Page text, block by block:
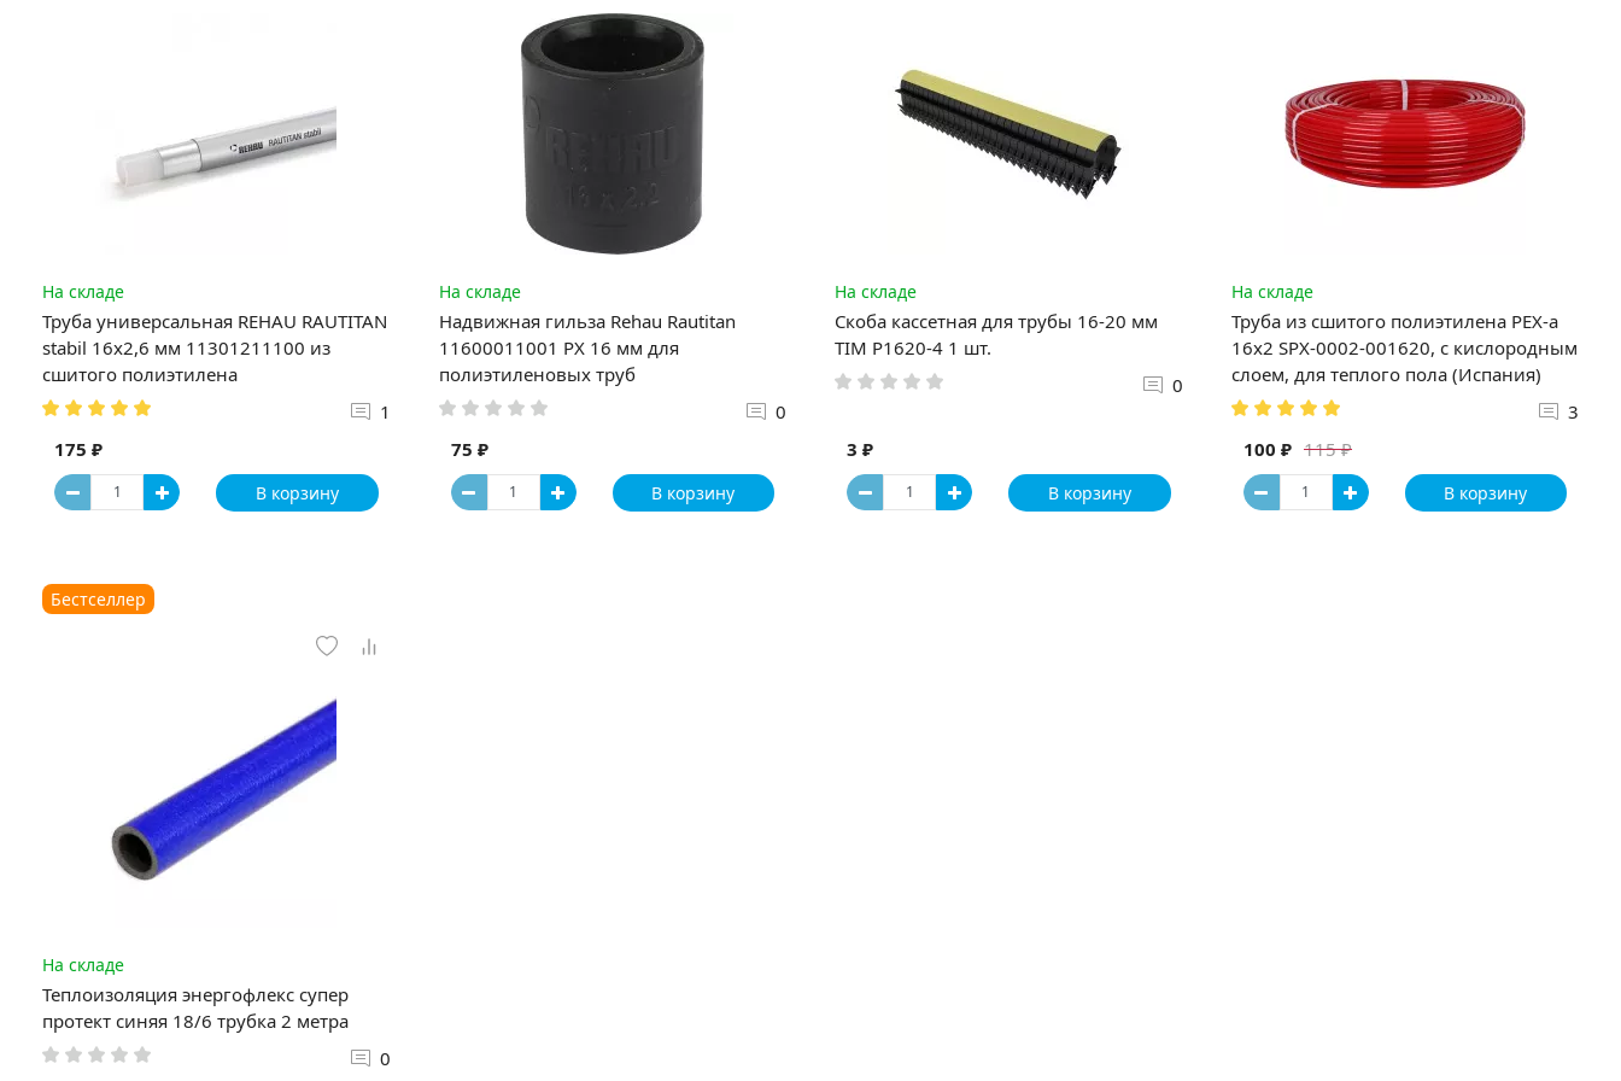
На складе
Труба универсальная REHAU RAUTITAN
stabil 16х2,6 мм 11301211100 из
сшитого полиэтилена
1
175 ₽
В корзину
На складе
Надвижная гильза Rehau Rautitan
11600011001 PX 16 мм для
полиэтиленовых труб
0
75 ₽
В корзину
На складе
Скоба кассетная для трубы 16-20 мм
TIM P1620-4 1 шт.
0
3 ₽
В корзину
На складе
Труба из сшитого полиэтилена PEX-a
16х2 SPX-0002-001620, с кислородным
слоем, для теплого пола (Испания)
3
115 ₽
100 ₽
В корзину
Бестселлер
На складе
Теплоизоляция энергофлекс супер
протект синяя 18/6 трубка 2 метра
0